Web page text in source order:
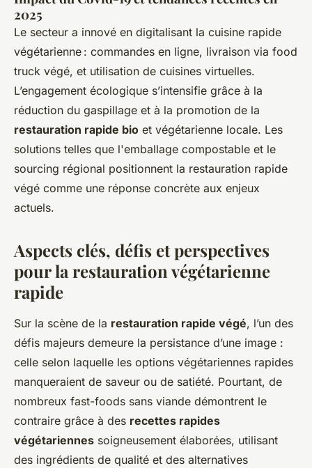
2025
Le secteur a innové en digitalisant la cuisine rapide
végétarienne : commandes en ligne, livraison via food
truck végé, et utilisation de cuisines virtuelles.
L’engagement écologique s’intensifie grâce à la
réduction du gaspillage et à la promotion de la
restauration rapide bio et végétarienne locale. Les
solutions telles que l'emballage compostable et le
sourcing régional positionnent la restauration rapide
végé comme une réponse concrète aux enjeux
actuels.
Aspects clés, défis et perspectives
pour la restauration végétarienne
rapide
Sur la scène de la restauration rapide végé, l’un des
défis majeurs demeure la persistance d’une image :
celle selon laquelle les options végétariennes rapides
manqueraient de saveur ou de satiété. Pourtant, de
nombreux fast-foods sans viande démontrent le
contraire grâce à des recettes rapides
végétariennes soigneusement élaborées, utilisant
des ingrédients de qualité et des alternatives